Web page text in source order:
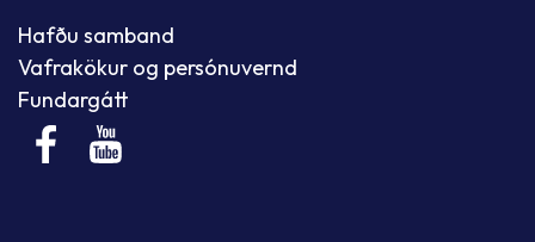
Hafðu samband
Vafrakökur og persónuvernd
Fundargátt